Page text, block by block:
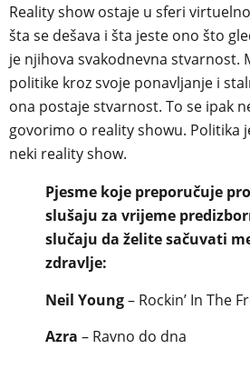
Reality show ostaje u sferi
šta se dešava i šta jeste ono što
je njihova svakodnevna stvarnost.
politike kroz svoje ponavljanje i
ona postaje stvarnost. To se ipak
govorimo o reality showu. Politika
neki reality show.
Pjesme koje preporučuje
slušaju za vrijeme
slučaju da želite sačuvati
zdravlje:
Neil Young– Rockin’ In The
Azra – Ravno do dna